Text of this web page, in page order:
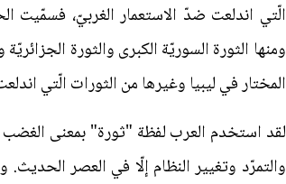
الّتي اندلعت ضدّ الاستعمار الغربيّ، فسمّيت
ومنها الثورة السوريّة الكبرى والثورة
المختار في ليبيا وغيرها من الثورات الّتي
لقد استخدم العرب لفظة "ثورة" بمعنى
والتمرّد وتغيير النظام إلّا في العصر